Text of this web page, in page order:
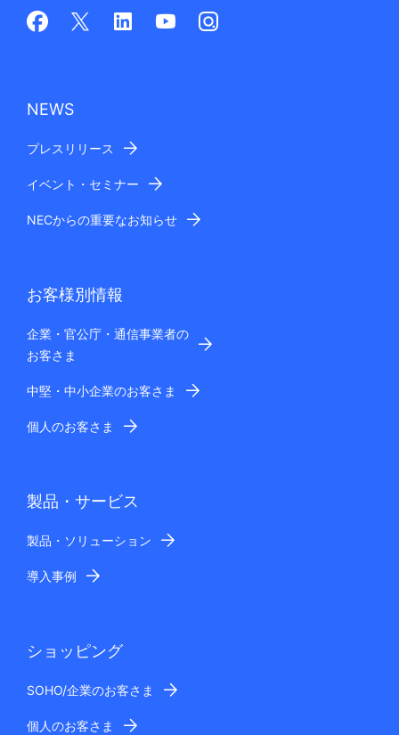
NEWS
プレスリリース
イベント・セミナー
NECからの重要なお知らせ
お客様別情報
企業・官公庁・通信事業者の
お客さま
中堅・中小企業のお客さま
個人のお客さま
製品・サービス
製品・ソリューション
導入事例
ショッピング
SOHO/企業のお客さま
個人のお客さま